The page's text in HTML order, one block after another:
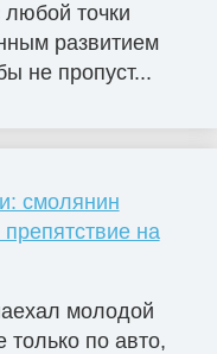
точки
развитием
не пропуст...
смолянин
на
молодой
только по авто,